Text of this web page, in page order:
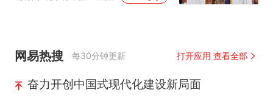
网易热搜 每30分钟更新 打开应用 查看全部
奋力开创中国式现代化建设新局面